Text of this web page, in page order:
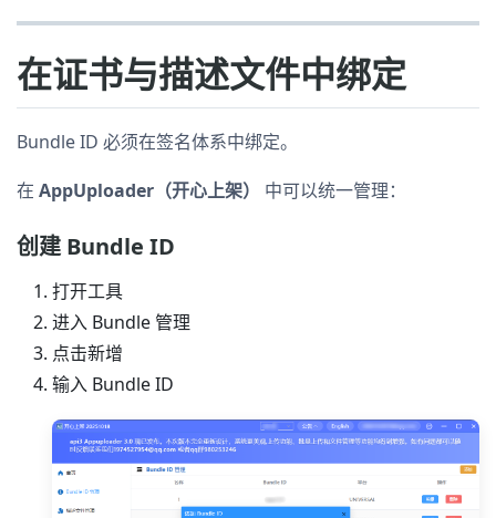
在证书与描述文件中绑定
Bundle ID 必须在签名体系中绑定。
在 AppUploader（开心上架） 中可以统一管理：
创建 Bundle ID
打开工具
进入 Bundle 管理
点击新增
输入 Bundle ID